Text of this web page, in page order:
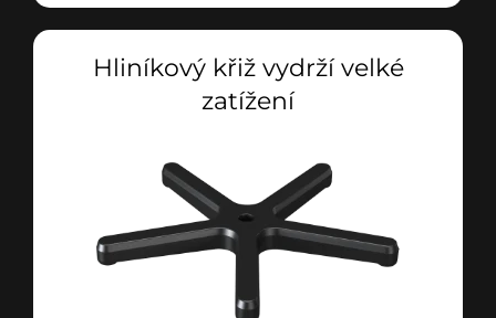
Hliníkový křiž vydrží velké
zatížení